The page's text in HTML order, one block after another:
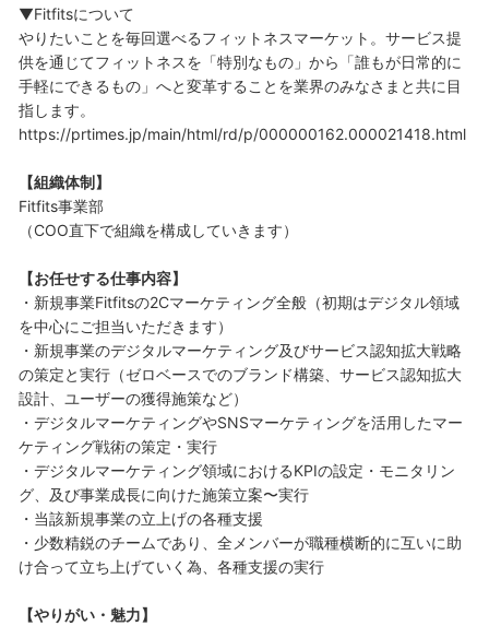
▼Fitfitsについて
やりたいことを毎回選べるフィットネスマーケット。サービス提
供を通じてフィットネスを「特別なもの」から「誰もが日常的に
手軽にできるもの」へと変革することを業界のみなさまと共に目
指します。
https://prtimes.jp/main/html/rd/p/000000162.000021418.html
【組織体制】
Fitfits事業部
（COO直下で組織を構成していきます）
【お任せする仕事内容】
・新規事業Fitfitsの2Cマーケティング全般（初期はデジタル領域
を中心にご担当いただきます）
・新規事業のデジタルマーケティング及びサービス認知拡大戦略
の策定と実行（ゼロベースでのブランド構築、サービス認知拡大
設計、ユーザーの獲得施策など）
・デジタルマーケティングやSNSマーケティングを活用したマー
ケティング戦術の策定・実行
・デジタルマーケティング領域におけるKPIの設定・モニタリン
グ、及び事業成長に向けた施策立案〜実行
・当該新規事業の立上げの各種支援
・少数精鋭のチームであり、全メンバーが職種横断的に互いに助
け合って立ち上げていく為、各種支援の実行
【やりがい・魅力】